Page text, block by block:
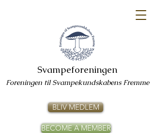
Svampeforeningen
Foreningen til Svampekundskabens Fremme
BLIV MEDLEM
BECOME A MEMBER